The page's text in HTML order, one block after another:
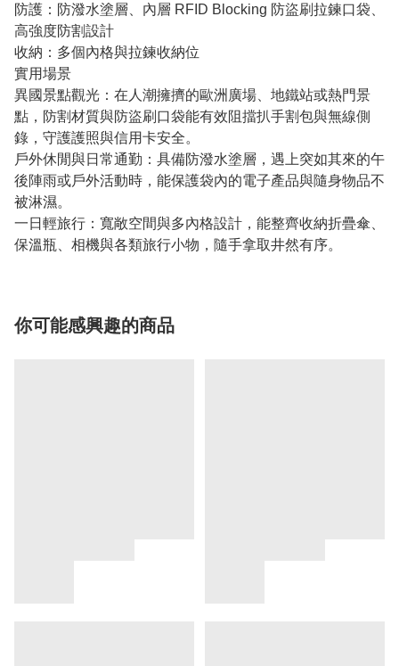
防護：防潑水塗層、內層 RFID Blocking 防盜刷拉鍊口袋、
高強度防割設計
收納：多個內格與拉鍊收納位
實用場景
異國景點觀光：在人潮擁擠的歐洲廣場、地鐵站或熱門景
點，防割材質與防盜刷口袋能有效阻擋扒手割包與無線側
錄，守護護照與信用卡安全。
戶外休閒與日常通勤：具備防潑水塗層，遇上突如其來的午
後陣雨或戶外活動時，能保護袋內的電子產品與隨身物品不
被淋濕。
一日輕旅行：寬敞空間與多內格設計，能整齊收納折疊傘、
保溫瓶、相機與各類旅行小物，隨手拿取井然有序。
你可能感興趣的商品